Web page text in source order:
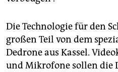
Die Technologie für den
großen Teil von dem
Dedrone aus Kassel.
und Mikrofone sollen die